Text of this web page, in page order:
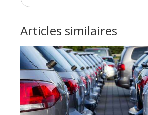
Articles similaires